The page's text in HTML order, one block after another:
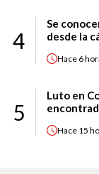
4
Se
desde la
Hace 6
5
Luto en
Hace 15